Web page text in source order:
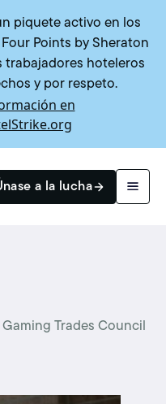
piquete activo en los
Points by Sheraton
trabajadores hoteleros
y por respeto.
en
a la lucha
Trades Council